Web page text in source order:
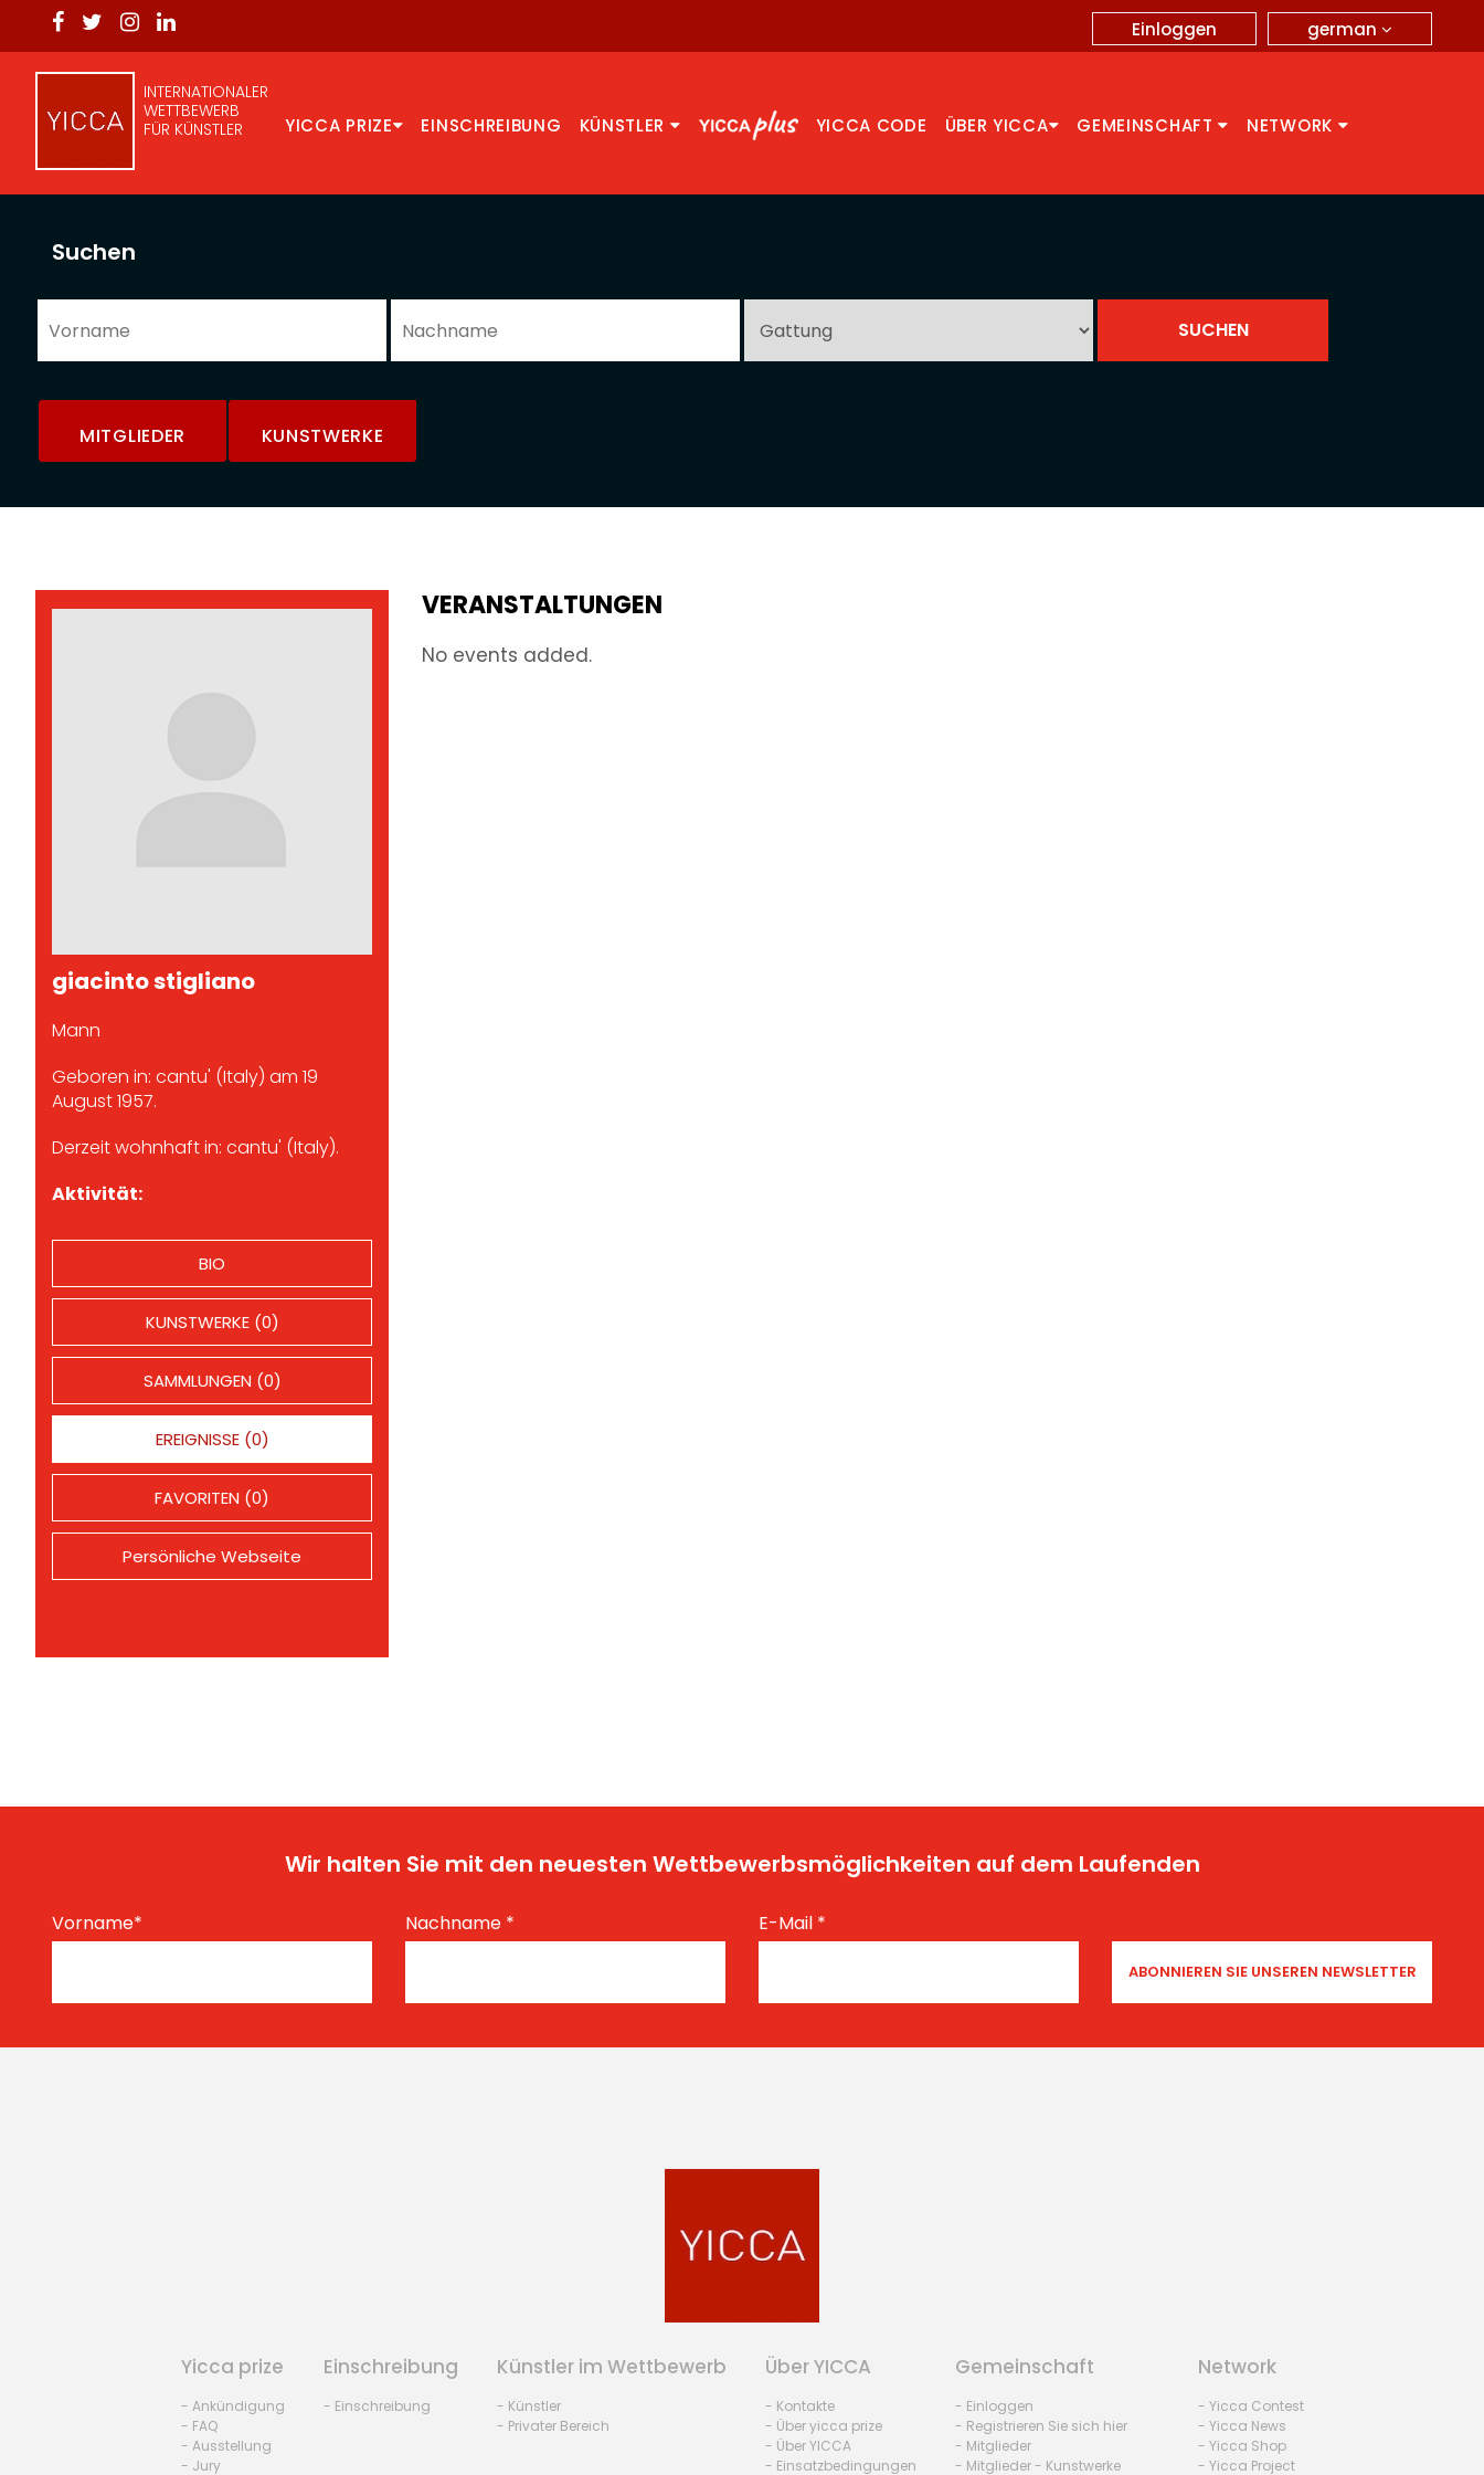
german
Einloggen
INTERNATIONALER
WETTBEWERB
FÜR KÜNSTLER
YICCA PRIZE EINSCHREIBUNG KÜNSTLER YICCA CODE ÜBER YICCA GEMEINSCHAFT NETWORK
Suchen
MITGLIEDER KUNSTWERKE
giacinto stigliano
Mann
Geboren in: cantu' (Italy) am 19
August 1957.
Derzeit wohnhaft in: cantu' (Italy).
Aktivität:
BIO
KUNSTWERKE (0)
SAMMLUNGEN (0)
EREIGNISSE (0)
FAVORITEN (0)
Persönliche Webseite
VERANSTALTUNGEN
No events added.
Wir halten Sie mit den neuesten Wettbewerbsmöglichkeiten auf dem Laufenden
Vorname* Nachname * E-Mail *
Yicca prize
- Ankündigung
- FAQ
- Ausstellung
- Jury
Einschreibung
- Einschreibung
Künstler im Wettbewerb
- Künstler
- Privater Bereich
Über YICCA
- Kontakte
- Über yicca prize
- Über YICCA
- Einsatzbedingungen
Gemeinschaft
- Einloggen
- Registrieren Sie sich hier
- Mitglieder
- Mitglieder - Kunstwerke
Network
- Yicca Contest
- Yicca News
- Yicca Shop
- Yicca Project